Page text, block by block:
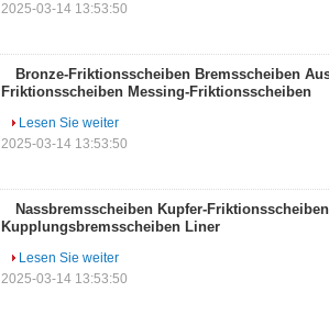
2025-03-14 13:53:50
Bronze-Friktionsscheiben Bremsscheiben
Friktionsscheiben Messing-Friktionsscheiben
Lesen Sie weiter
2025-03-14 13:53:50
Nassbremsscheiben Kupfer-
Kupplungsbremsscheiben Liner
Lesen Sie weiter
2025-03-14 13:53:50